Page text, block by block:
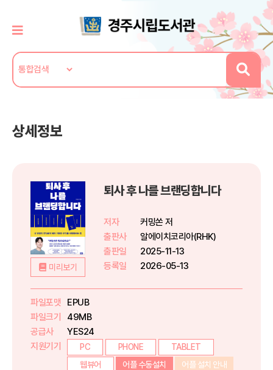
상세정보
미리보기
퇴사 후 나를 브랜딩합니다
저자
커밍쏜 저
출판사
알에이치코리아(RHK)
출판일
2025-11-13
등록일
2026-05-13
파일포맷
EPUB
파일크기
49MB
공급사
YES24
지원기기
PC PHONE
TABLET
웹뷰어
어플 수동설치 어플 설치 안내